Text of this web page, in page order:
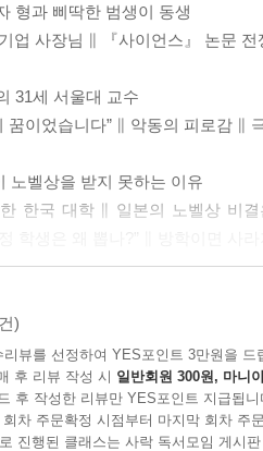
형과 삐딱한 범생이 동생
업 사장님 ∥ 『사이언스』 논문
31세 서울대 교수
꿈이었습니다” ∥ 악동의 피로감 ∥
노벨상을 받지 못하는 이유
한국 대학 ∥ 일본의 노벨상 비
목숨 바치는 노예 ∥ 도산서원 대
한 잣대를
장인 DNA
한 눈빛 ∥ 10대 청소년이 아니라,
)
뷰를 선정하여 YES포인트 3만원을 드
후 리뷰 작성 시 일반회원 300원, 마니
후 작성한 리뷰만 YES포인트 지급됩니
차 주문확정 시점부터 마지막 회차 주
진행된 클래스는 사락 독서모임 게시